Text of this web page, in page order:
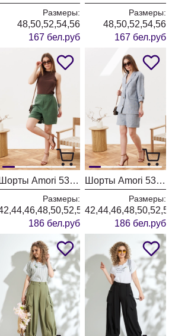
Размеры:
48,50,52,54,56
167 бел.руб
Размеры:
48,50,52,54,56
167 бел.руб
Шорты Amori 5311 хакки
Размеры:
186 бел.руб
Шорты Amori 5310 голубой
Размеры:
186 бел.руб